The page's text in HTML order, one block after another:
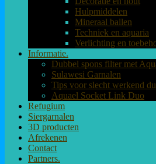
Hulpmiddelen
Mineraal ballen
Techniek en aquaria
Verlichting en
Informatie.
Dubbel spons filter met
Sulawesi Garnalen
Tips voor slecht werkend
Aquael Socket Link Duo
Refugium
Siergarnalen
3D producten
Afrekenen
Contact
Partners.